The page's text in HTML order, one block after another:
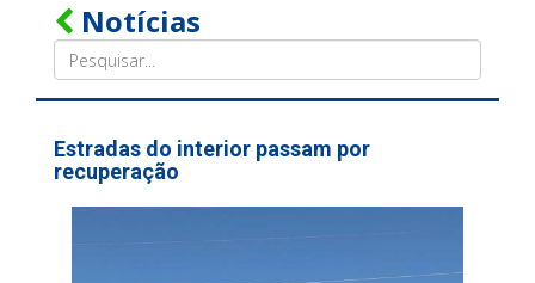
Notícias
Estradas do interior passam por
recuperação